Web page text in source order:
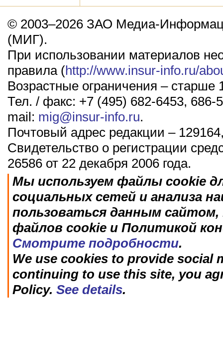
© 2003–2026 ЗАО Медиа-
(МИГ).
При использовании материалов
правила (http://www.insur-info.ru/
Возрастные ограничения – старше
Тел. / факс: +7 (495) 682-6453, 686-
mail: mig@insur-info.ru.
Почтовый адрес редакции –
Свидетельство о регистрации
26586 от 22 декабря 2006 года.
Мы используем файлы cookie
социальных сетей и анализа
пользоваться данным
файлов cookie и Политикой
Смотрите подробности.
We use cookies to provide social
continuing to use this site, you
Policy. See details.